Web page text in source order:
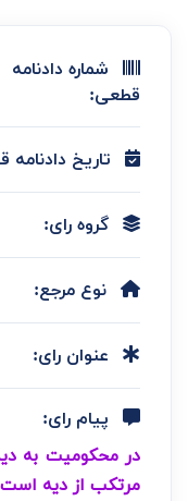
شماره دادنامه
قطعی:
تاریخ
گروه رای:
نوع مرجع:
عنوان رای:
پیام رای:
در محکومیت به
مرتکب از دیه